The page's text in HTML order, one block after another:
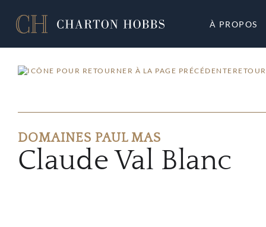
À PROPOS
DOMAINES PAUL MAS
Claude Val Blanc